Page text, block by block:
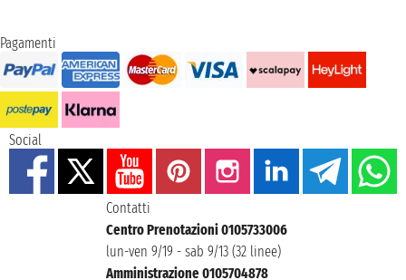
Pagamenti
Social
Contatti
Centro Prenotazioni 0105733006
lun-ven 9/19 - sab 9/13 (32 linee)
Amministrazione 0105704878